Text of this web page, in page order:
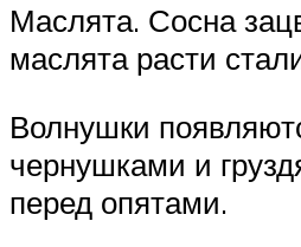
Маслята. Сосна
маслята расти
Волнушки
чернушками и
перед опятами.